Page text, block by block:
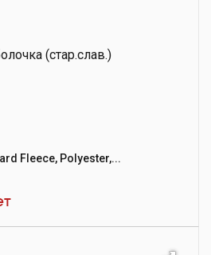
(стар.слав.)
Fleece, Polyester,...